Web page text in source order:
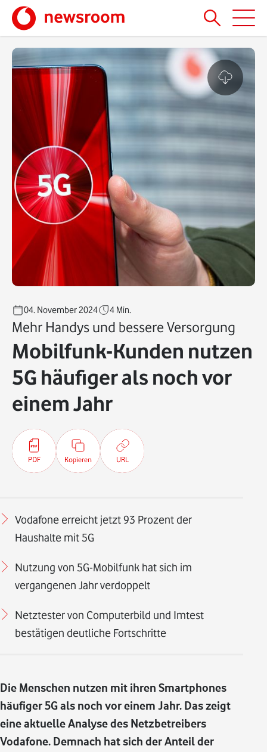
04. November 2024 4 Min.
Mehr Handys und bessere Versorgung
Mobilfunk-Kunden nutzen
5G häufiger als noch vor
einem Jahr
PDF Kopieren URL
Vodafone erreicht jetzt 93 Prozent der
Haushalte mit 5G
Nutzung von 5G-Mobilfunk hat sich im
vergangenen Jahr verdoppelt
Netztester von Computerbild und Imtest
bestätigen deutliche Fortschritte
Die Menschen nutzen mit ihren Smartphones
häufiger 5G als noch vor einem Jahr. Das zeigt
eine aktuelle Analyse des Netzbetreibers
Vodafone. Demnach hat sich der Anteil der